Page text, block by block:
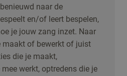
naar de
en/of leert bespelen,
je jouw zang inzet. Naar
maakt of bewerkt of juist
die je maakt,
werkt, optredens die je